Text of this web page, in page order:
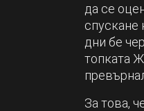
да се
спускане
дни бе
топката
За това,